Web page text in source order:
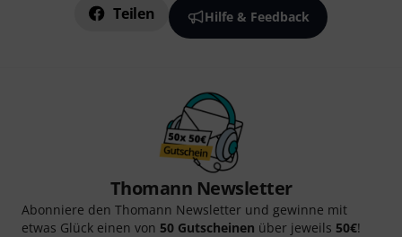
Teilen Hilfe & Feedback
Thomann Newsletter
Abonniere den Thomann Newsletter und gewinne mit
etwas Glück einen von 50 Gutscheinen über jeweils 50€!